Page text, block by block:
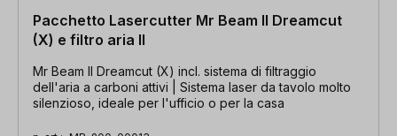
Pacchetto Lasercutter Mr Beam II Dreamcut
(X) e filtro aria II
Mr Beam II Dreamcut (X) incl. sistema di filtraggio
dell'aria a carboni attivi | Sistema laser da tavolo molto
silenzioso, ideale per l'ufficio o per la casa